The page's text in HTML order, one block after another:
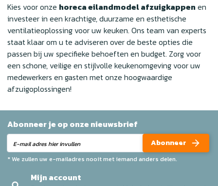
Kies voor onze horeca eilandmodel afzuigkappen en
investeer in een krachtige, duurzame en esthetische
ventilatieoplossing voor uw keuken. Ons team van experts
staat klaar om u te adviseren over de beste opties die
passen bij uw specifieke behoeften en budget. Zorg voor
een schone, veilige en stijlvolle keukenomgeving voor uw
medewerkers en gasten met onze hoogwaardige
afzuigoplossingen!
Abonneer je op onze nieuwsbrief
Abonneer
* We zullen uw e-mailadres nooit met iemand anders delen.
Mijn account